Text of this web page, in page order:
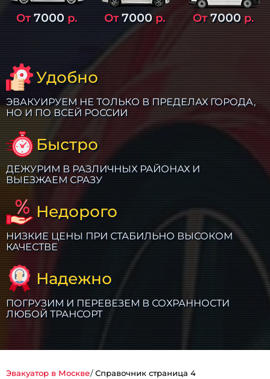
От7000р. От7000р. От7000р.
Удобно
ЭВАКУИРУЕМ НЕ ТОЛЬКО В ПРЕДЕЛАХ ГОРОДА,
НО И ПО ВСЕЙ РОССИИ
Быстро
ДЕЖУРИМ В РАЗЛИЧНЫХ РАЙОНАХ И
ВЫЕЗЖАЕМ СРАЗУ
Недорого
НИЗКИЕ ЦЕНЫ ПРИ СТАБИЛЬНО ВЫСОКОМ
КАЧЕСТВЕ
Надежно
ПОГРУЗИМ И ПЕРЕВЕЗЕМ В СОХРАННОСТИ
ЛЮБОЙ ТРАНСОРТ
Эвакуатор в Москве Справочник страница 4